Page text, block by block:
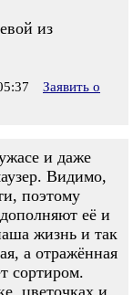
из
Заявить о
и даже
Видимо,
поэтому
её и
жизнь и так
а отражённая
сортиром.
цветочках и